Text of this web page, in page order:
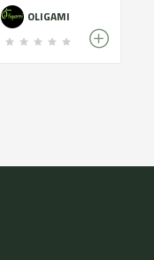
OLIGAMI